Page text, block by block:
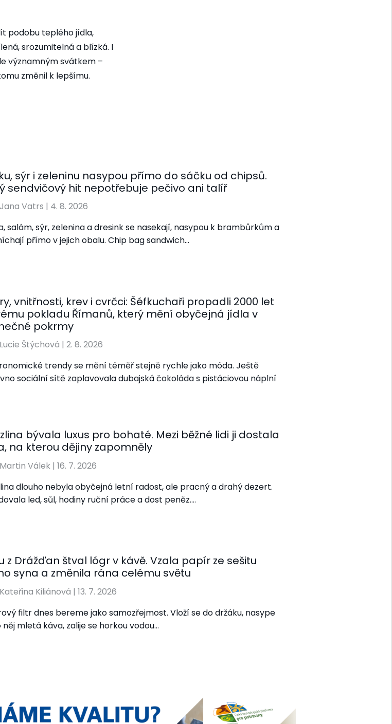
podobu teplého jídla,
srozumitelná a blízká. I
významným svátkem –
změnil k lepšímu.
sýr i zeleninu nasypou přímo do sáčku od chipsů.
sendvičový hit nepotřebuje pečivo ani talíř
Jana Vatrs | 4. 8. 2026
salám, sýr, zelenina a dresink se nasekají, nasypou k brambůrkům a
přímo v jejich obalu. Chip bag sandwich…
vnitřnosti, krev i cvrčci: Šéfkuchaři propadli 2000 let
pokladu Římanů, který mění obyčejná jídla v
pokrmy
Lucie Štýchová | 2. 8. 2026
trendy se mění téměř stejně rychle jako móda. Ještě
sociální sítě zaplavovala dubajská čokoláda s pistáciovou náplní
bývala luxus pro bohaté. Mezi běžné lidi ji dostala
na kterou dějiny zapomněly
Martin Válek | 16. 7. 2026
dlouho nebyla obyčejná letní radost, ale pracný a drahý dezert.
led, sůl, hodiny ruční práce a dost peněz.…
z Drážďan štval lógr v kávě. Vzala papír ze sešitu
syna a změnila rána celému světu
Kateřina Kiliánová | 13. 7. 2026
filtr dnes bereme jako samozřejmost. Vloží se do držáku, nasype
něj mletá káva, zalije se horkou vodou…